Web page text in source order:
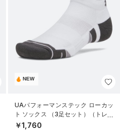
NEW
UAパフォーマンステック ローカッ
ト ソックス （3足セット）（トレー
ニング/UNISEX）
￥1,760